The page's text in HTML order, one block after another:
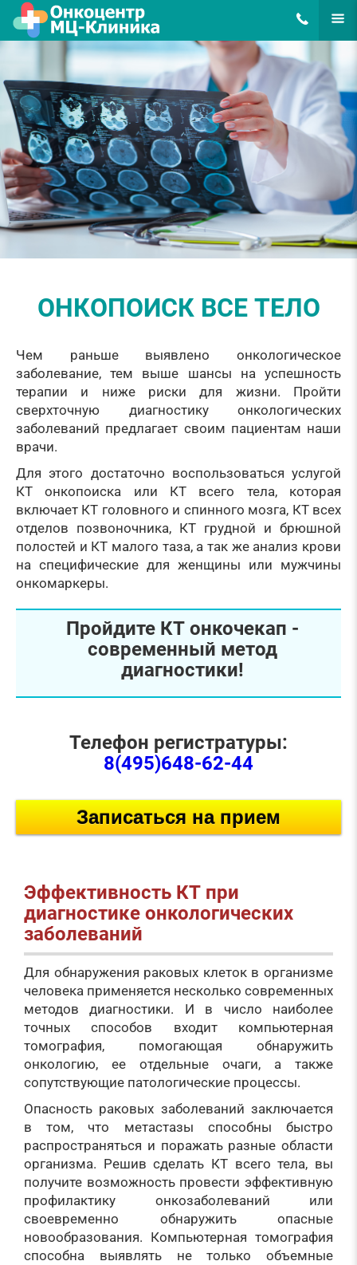
8(495)648-
ЕЩЁ
ОНКОПОИСК ВСЕ ТЕЛО
Чем раньше выявлено онкологическое
заболевание, тем выше шансы на успешность
терапии и ниже риски для жизни. Пройти
сверхточную диагностику онкологических
заболеваний предлагает своим пациентам наши
врачи.
Для этого достаточно воспользоваться услугой
КТ онкопоиска или КТ всего тела, которая
включает КТ головного и спинного мозга, КТ всех
отделов позвоночника, КТ грудной и брюшной
полостей и КТ малого таза, а так же анализ крови
на специфические для женщины или мужчины
онкомаркеры.
Пройдите КТ онкочекап -
современный метод
диагностики!
Телефон регистратуры:
8(495)648-62-44
Записаться на прием
Эффективность КТ при
диагностике онкологических
заболеваний
Для обнаружения раковых клеток в организме
человека применяется несколько современных
методов диагностики. И в число наиболее
точных способов входит компьютерная
томография, помогающая обнаружить
онкологию, ее отдельные очаги, а также
сопутствующие патологические процессы.
Опасность раковых заболеваний заключается
в том, что метастазы способны быстро
распространяться и поражать разные области
организма. Решив сделать КТ всего тела, вы
получите возможность провести эффективную
профилактику онкозаболеваний или
своевременно обнаружить опасные
новообразования. Компьютерная томография
способна выявлять не только объемные